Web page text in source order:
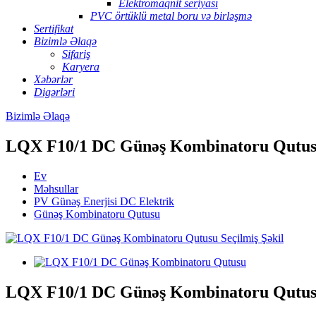
Elektromaqnit seriyası
PVC örtüklü metal boru və birləşmə
Sertifikat
Bizimlə Əlaqə
Sifariş
Karyera
Xəbərlər
Digərləri
Bizimlə Əlaqə
LQX F10/1 DC Günəş Kombinatoru
Ev
Məhsullar
PV Günəş Enerjisi DC Elektrik
Günəş Kombinatoru Qutusu
LQX F10/1 DC Günəş Kombinatoru